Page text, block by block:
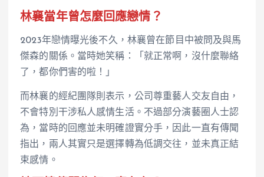
林襄當年曾怎麼回應戀情？
2023年戀情曝光後不久，林襄曾在節目中被問及與馬
傑森的關係。當時她笑稱：「就正常啊，沒什麼聯絡
了，都你們害的啦！」
而林襄的經紀團隊則表示，公司尊重藝人交友自由，
不會特別干涉私人感情生活。不過部分演藝圈人士認
為，當時的回應並未明確證實分手，因此一直有傳聞
指出，兩人其實只是選擇轉為低調交往，並未真正結
束感情。